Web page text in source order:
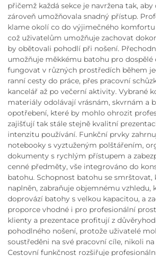
přičemž každá sekce je navržena tak, aby
zároveň umožňovala snadný přístup.
klame okolí co do výjimečného
což uživatelům umožňuje zachovat
by obětovali pohodlí při nošení.
umožňuje měkkému batohu pro dospělé
fungovat v různých prostředích během
ranní cesty do práce, přes pracovní
kancelář až po večerní aktivity. Vybrané
materiály odolávají vrásnám, skvrnám a
opotřebení, které by mohlo ohrozit
zajišťují tak stále stejně kvalitní
intenzitu používání. Funkční prvky
notebooky s vyztuženým polštářením,
dokumenty s rychlým přístupem a
cenné předměty, vše integrováno do
batohu. Schopnost batohu se smrštovat,
naplněn, zabraňuje objemnému vzhledu,
doprovází batohy s velkou kapacitou, a
proporce vhodné i pro profesionální
klienty a prezentace profitují z
pohodlného nošení, protože uživatelé
soustředěni na své pracovní cíle, nikoli
Cestovní funkčnost rozšiřuje